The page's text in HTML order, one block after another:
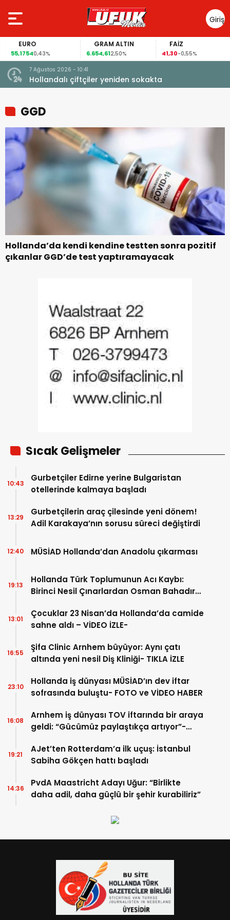
Giriş
Yap
EURO
55,17540,43%
GRAM ALTIN
6.654,612,50%
FAİZ
41,30-0,55%
şoke
7 Ağustos 2026 - 10:41
Hollandalı çiftçiler yeniden sokakta
GGD
Hollanda’da kendi kendine testten sonra pozitif
çıkanlar GGD’de test yaptıramayacak
Sıcak Gelişmeler
Gurbetçiler Edirne yerine Bulgaristan
otellerinde kalmaya başladı
10:43
Gurbetçilerin araç çilesinde yeni dönem!
Adil Karakaya’nın sorusu süreci değiştirdi
13:29
MÜSİAD Hollanda’dan Anadolu çıkarması
12:40
Hollanda Türk Toplumunun Acı Kaybı:
Birinci Nesil Çınarlardan Osman Bahadır
19:13
Çocuklar 23 Nisan’da Hollanda’da camide
sahne aldı – VİDEO İZLE-
13:01
Şifa Clinic Arnhem büyüyor: Aynı çatı
altında yeni nesil Diş Kliniği- TIKLA İZLE
16:55
Hollanda iş dünyası MÜSİAD’ın dev iftar
sofrasında buluştu- FOTO ve VİDEO HABER
23:10
Arnhem iş dünyası TOV iftarında bir araya
geldi: “Gücümüz paylaştıkça artıyor”-
16:08
AJet’ten Rotterdam’a ilk uçuş: İstanbul
Sabiha Gökçen hattı başladı
19:21
PvdA Maastricht Adayı Uğur: “Birlikte
daha adil, daha güçlü bir şehir kurabiliriz”
14:36